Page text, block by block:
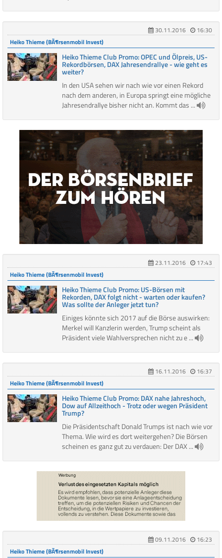
30.11.2016
16:30
Heiko Thieme (BÃ¶rsenmobil Invest)
Heiko Thieme Club Promo: OPEC und Ölpreis, US-
Rekordbörsen, DAX Jahresendrallye - wie geht es
weiter?
In den USA sehen wir nach wie vor einen Rekord
nach dem anderen, in Europa springt eine mögliche
Jahresendrallye bisher nicht an. Kommt das ...
23.11.2016
17:43
Heiko Thieme (BÃ¶rsenmobil Invest)
Heiko Thieme Club Promo: US-Börsen mit
Rekorden, DAX folgt nicht - warten oder kaufen?
Was sollte der Anleger jetzt tun?
Einiges könnte sich 2017 auf die Börse auswirken:
Merkel will Kanzlerin werden, Trump scheint als
Präsident viele Wahlversprechen nicht zu e ...
16.11.2016
16:37
Heiko Thieme (BÃ¶rsenmobil Invest)
Heiko Thieme Club Promo: DAX nahe Jahreshoch,
Dow auf Allzeithoch - Trotz oder wegen Präsident
Trump?
Die Präsidentschaft Donald Trumps ist nach wie vor
Thema. Wie wird es dort weitergehen? Die Börsen
scheinen es ganz gut zu verdauen: Der DAX ...
09.11.2016
16:23
Heiko Thieme (BÃ¶rsenmobil Invest)